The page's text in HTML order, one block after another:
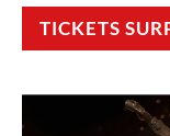
TICKETS